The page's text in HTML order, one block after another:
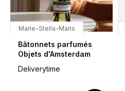
Marie-Stella-Maris
Bâtonnets parfumés
Objets d'Amsterdam
Deliverytime